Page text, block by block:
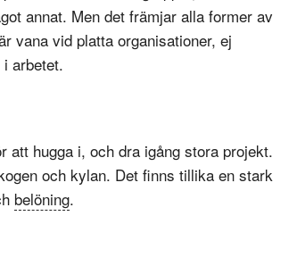
annat. Men det främjar alla former av
vana vid platta organisationer, ej
arbetet.
att hugga i, och dra igång stora projekt.
och kylan. Det finns tillika en stark
belöning.